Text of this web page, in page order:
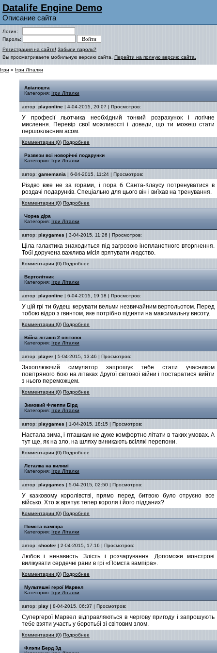
Datalife Engine Demo
Описание сайта
Логин:
Пароль:
Регистрация на сайте! Забыли пароль?
Вы просматриваете мобильную версию сайта. Перейти на полную версию сайта.
Ігри » Ігри Літалки
Авіапошта
Категория: Ігри Літалки
автор: playonline | 4-04-2015, 20:07 | Просмотров:
У професії льотчика необхідний тонкий розрахунок і логічне
мислення. Перевір свої можливості і доведи, що ти можеш стати
першокласним асом.
Комментарии (0) Подробнее
Развези всі новорічні подарунки
Категория: Ігри Літалки
автор: gamemania | 6-04-2015, 11:24 | Просмотров:
Різдво вже не за горами, і пора б Санта-Клаусу потренуватися в
роздачі подарунків. Спеціально для цього він і виїхав на тренування.
Комментарии (0) Подробнее
Чорна діра
Категория: Ігри Літалки
автор: playgames | 3-04-2015, 11:26 | Просмотров:
Ціла галактика знаходиться під загрозою інопланетного вторгнення.
Тобі доручена важлива місія врятувати людство.
Комментарии (0) Подробнее
Вертолітник
Категория: Ігри Літалки
автор: playonline | 6-04-2015, 19:18 | Просмотров:
У цій грі ти будеш керувати вельми незвичайним вертольотом. Перед
тобою відро з гвинтом, яке потрібно підняти на максимальну висоту.
Комментарии (0) Подробнее
Війна літаків 2 світової
Категория: Ігри Літалки
автор: player | 5-04-2015, 13:46 | Просмотров:
Захоплюючий симулятор запрошує тебе стати учасником
повітряного бою на літаках Другої світової війни і постаратися вийти
з нього переможцем.
Комментарии (0) Подробнее
Зимовий Флеппи Бірд
Категория: Ігри Літалки
автор: playgames | 1-04-2015, 18:15 | Просмотров:
Настала зима, і пташкам не дуже комфортно літати в таких умовах. А
тут ще, як на зло, на шляху виникають всілякі перепони.
Комментарии (0) Подробнее
Леталка на килимі
Категория: Ігри Літалки
автор: playgames | 5-04-2015, 02:50 | Просмотров:
У казковому королівстві, прямо перед битвою було отруєно все
військо. Хто ж врятує тепер короля і його підданих?
Комментарии (0) Подробнее
Помста вампіра
Категория: Ігри Літалки
автор: shooter | 2-04-2015, 17:16 | Просмотров:
Любов і ненависть. Злість і розчарування. Допоможи монстрові
вилікувати сердечні рани в грі «Помста вампіра».
Комментарии (0) Подробнее
Мультяшні герої Марвел
Категория: Ігри Літалки
автор: play | 8-04-2015, 06:37 | Просмотров:
Супергерої Марвел відправляються в чергову пригоду і запрошують
тебе взяти участь у боротьбі зі світовим злом.
Комментарии (0) Подробнее
Флэпи Берд 3д